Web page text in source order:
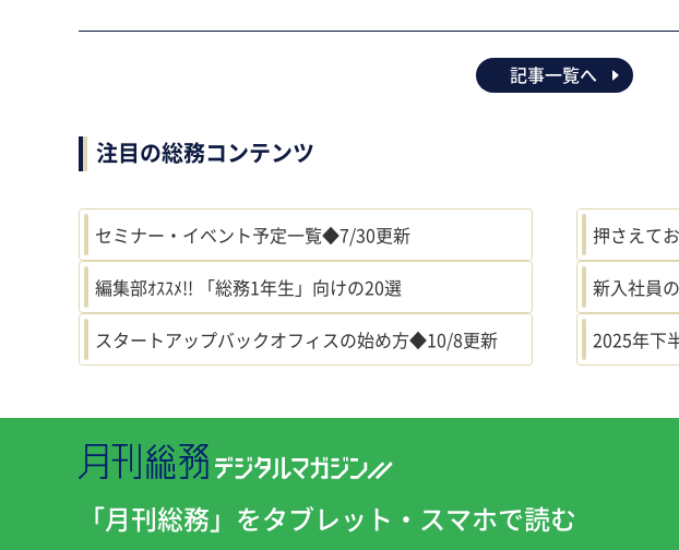
記事一覧へ
注目の総務コンテンツ
セミナー・イベント予定一覧◆7/30更新
押さえて
編集部ｵｽｽﾒ!! 「総務1年生」向けの20選
新入社員
スタートアップバックオフィスの始め方◆10/8更新
2025年下
「月刊総務」をタブレット・スマホで読む